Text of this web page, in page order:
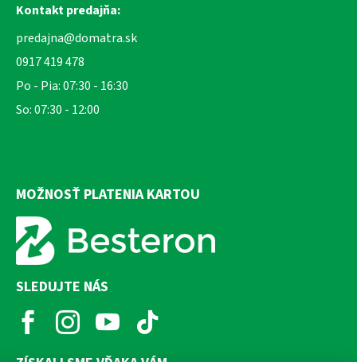
Kontakt predajňa:
predajna@domatra.sk
0917 419 478
Po - Pia: 07:30 - 16:30
So: 07:30 - 12:00
MOŽNOSŤ PLATENIA KARTOU
SLEDUJTE NÁS